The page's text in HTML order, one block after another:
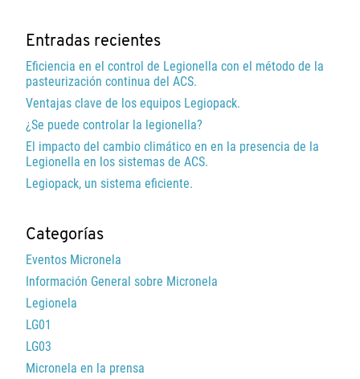
Entradas recientes
Eficiencia en el control de Legionella con el método de la
pasteurización continua del ACS.
Ventajas clave de los equipos Legiopack.
¿Se puede controlar la legionella?
El impacto del cambio climático en en la presencia de la
Legionella en los sistemas de ACS.
Legiopack, un sistema eficiente.
Categorías
Eventos Micronela
Información General sobre Micronela
Legionela
LG01
LG03
Micronela en la prensa